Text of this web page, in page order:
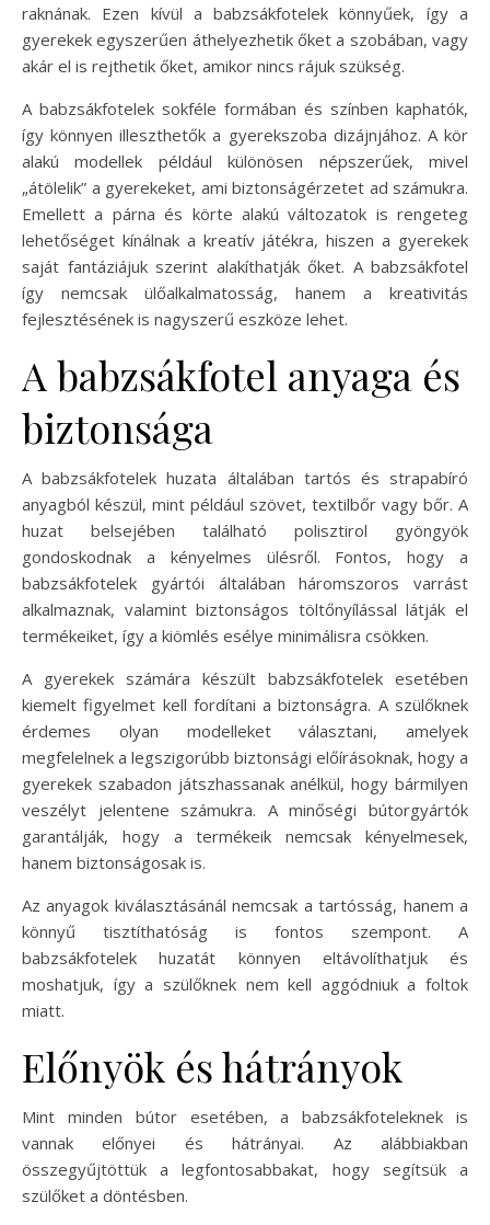
raknának. Ezen kívül a babzsákfotelek könnyűek, így a
gyerekek egyszerűen áthelyezhetik őket a szobában, vagy
akár el is rejthetik őket, amikor nincs rájuk szükség.
A babzsákfotelek sokféle formában és színben kaphatók,
így könnyen illeszthetők a gyerekszoba dizájnjához. A kör
alakú modellek például különösen népszerűek, mivel
„átölelik” a gyerekeket, ami biztonságérzetet ad számukra.
Emellett a párna és körte alakú változatok is rengeteg
lehetőséget kínálnak a kreatív játékra, hiszen a gyerekek
saját fantáziájuk szerint alakíthatják őket. A babzsákfotel
így nemcsak ülőalkalmatosság, hanem a kreativitás
fejlesztésének is nagyszerű eszköze lehet.
A babzsákfotel anyaga és
biztonsága
A babzsákfotelek huzata általában tartós és strapabíró
anyagból készül, mint például szövet, textilbőr vagy bőr. A
huzat belsejében található polisztirol gyöngyök
gondoskodnak a kényelmes ülésről. Fontos, hogy a
babzsákfotelek gyártói általában háromszoros varrást
alkalmaznak, valamint biztonságos töltőnyílással látják el
termékeiket, így a kiömlés esélye minimálisra csökken.
A gyerekek számára készült babzsákfotelek esetében
kiemelt figyelmet kell fordítani a biztonságra. A szülőknek
érdemes olyan modelleket választani, amelyek
megfelelnek a legszigorúbb biztonsági előírásoknak, hogy a
gyerekek szabadon játszhassanak anélkül, hogy bármilyen
veszélyt jelentene számukra. A minőségi bútorgyártók
garantálják, hogy a termékeik nemcsak kényelmesek,
hanem biztonságosak is.
Az anyagok kiválasztásánál nemcsak a tartósság, hanem a
könnyű tisztíthatóság is fontos szempont. A
babzsákfotelek huzatát könnyen eltávolíthatjuk és
moshatjuk, így a szülőknek nem kell aggódniuk a foltok
miatt.
Előnyök és hátrányok
Mint minden bútor esetében, a babzsákfoteleknek is
vannak előnyei és hátrányai. Az alábbiakban
összegyűjtöttük a legfontosabbakat, hogy segítsük a
szülőket a döntésben.